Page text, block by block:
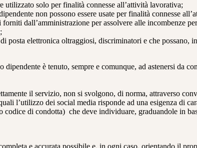
utilizzato solo per finalità connesse all’attività lavorativa;
non possono essere usate per finalità connesse
dall’amministrazione per assolvere alle incombenze
posta elettronica oltraggiosi, discriminatori e che possano,
è tenuto, sempre e comunque, ad astenersi da
il servizio, non si svolgono, di norma, attraverso
l’utilizzo dei social media risponde ad una esigenza di
di condotta) che deve individuare, graduandole in